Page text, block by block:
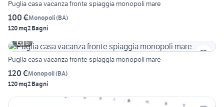
Puglia casa vacanza fronte spiaggia monopoli mare
100 €Monopoli(BA)
120 mq2 Bagni
6
Puglia casa vacanza fronte spiaggia monopoli mare
120 €Monopoli(BA)
120 mq2 Bagni